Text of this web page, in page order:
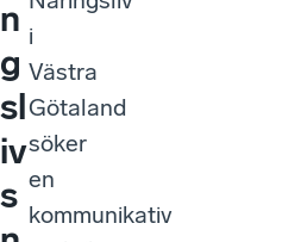
n
g
sl
iv
s
i
Västra
Götaland
söker
en
kommunikativ